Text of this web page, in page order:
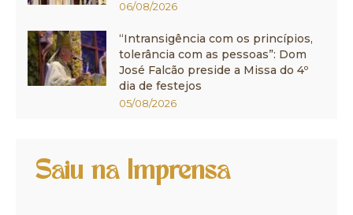
06/08/2026
“Intransigência com os princípios,
tolerância com as pessoas”: Dom
José Falcão preside a Missa do 4º
dia de festejos
05/08/2026
Saiu na Imprensa